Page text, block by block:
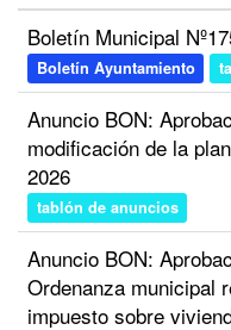
Boletín Municipal
Boletín Ayuntamiento
Anuncio BON:
modificación de la
2026
tablón de anuncios
Anuncio BON:
Ordenanza municipal
impuesto sobre